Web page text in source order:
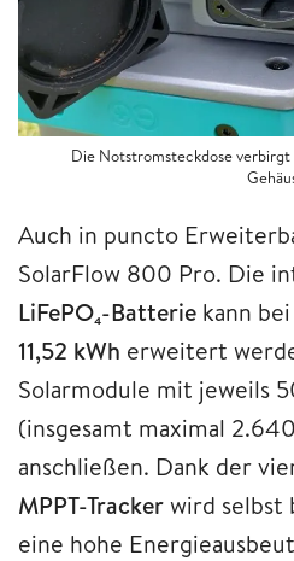
Die Notstromsteckdose
Auch in puncto
SolarFlow 800 Pro. Die
LiFePO₄-Batterie kann
11,52 kWh erweitert
Solarmodule mit jeweils
(insgesamt maximal
anschließen. Dank der
MPPT-Trackerwird selbst
eine hohe